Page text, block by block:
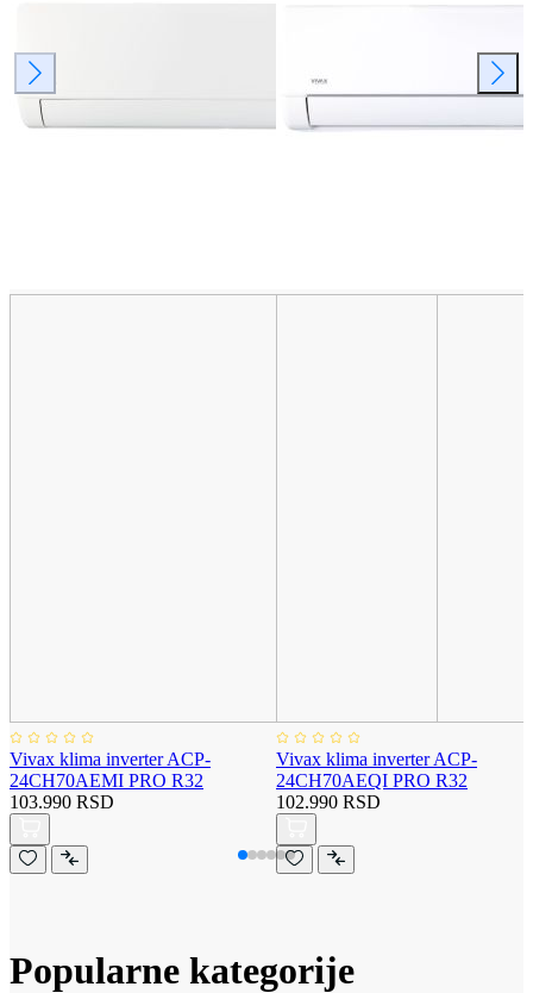
Vivax klima inverter ACP-
24CH70AEMI PRO R32
103.990 RSD
Vivax klima inverter ACP-
24CH70AEQI PRO R32
102.990 RSD
Popularne kategorije